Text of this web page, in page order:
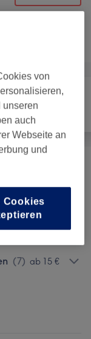
ab 60 €
ab 50 €
(7) ab 15 €
von
unseren
auch
Webseite an
und
Cookies